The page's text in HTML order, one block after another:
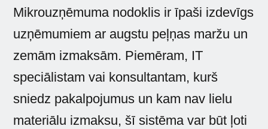
Mikrouzņēmuma nodoklis ir īpaši izdevīgs
uzņēmumiem ar augstu peļņas maržu un
zemām izmaksām. Piemēram, IT
speciālistam vai konsultantam, kurš
sniedz pakalpojumus un kam nav lielu
materiālu izmaksu, šī sistēma var būt ļoti